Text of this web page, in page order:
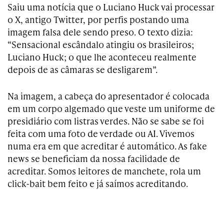
Saiu uma notícia que o Luciano Huck vai processar
o X, antigo Twitter, por perfis postando uma
imagem falsa dele sendo preso. O texto dizia:
“Sensacional escândalo atingiu os brasileiros;
Luciano Huck; o que lhe aconteceu realmente
depois de as câmaras se desligarem”.
Na imagem, a cabeça do apresentador é colocada
em um corpo algemado que veste um uniforme de
presidiário com listras verdes. Não se sabe se foi
feita com uma foto de verdade ou AI. Vivemos
numa era em que acreditar é automático. As fake
news se beneficiam da nossa facilidade de
acreditar. Somos leitores de manchete, rola um
click-bait bem feito e já saímos acreditando.